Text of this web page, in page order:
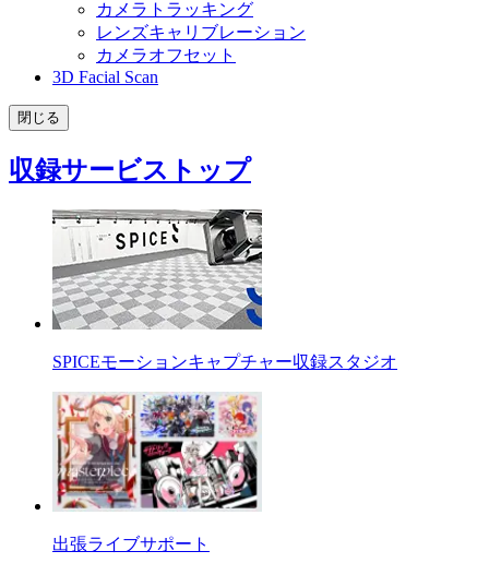
カメラトラッキング
レンズキャリブレーション
カメラオフセット
3D Facial Scan
閉じる
収録サービストップ
SPICEモーションキャプチャー収録スタジオ
出張ライブサポート